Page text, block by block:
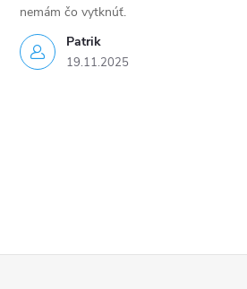
Patrik
19.11.2025
nemám čo vytknúť.